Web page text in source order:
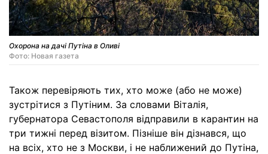
Охорона на дачі Путіна в Оливі
Фото: Новая газета
Також перевіряють тих, хто може (або не може)
зустрітися з Путіним. За словами Віталія,
губернатора Севастополя відправили в карантин на
три тижні перед візитом. Пізніше він дізнався, що
на всіх, хто не з Москви, і не наближений до Путіна,